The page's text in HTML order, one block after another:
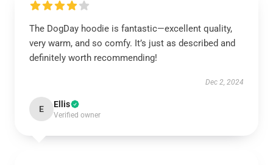
The DogDay hoodie is fantastic—excellent quality,
very warm, and so comfy. It’s just as described and
definitely worth recommending!
Dec 2, 2024
E Ellis
Verified owner